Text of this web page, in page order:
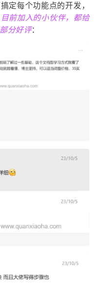
定每个功能点的开发，
目前加入的小伙伴，都给
分好评：